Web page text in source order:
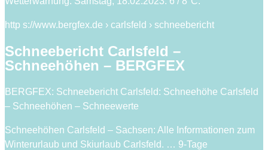
http s://www.bergfex.de › carlsfeld › schneebericht
Schneebericht Carlsfeld –
Schneehöhen – BERGFEX
BERGFEX: Schneebericht Carlsfeld: Schneehöhe Carlsfeld
– Schneehöhen – Schneewerte
Schneehöhen Carlsfeld – Sachsen: Alle Informationen zum
Winterurlaub und Skiurlaub Carlsfeld. … 9-Tage